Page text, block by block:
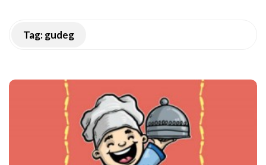
Tag:gudeg